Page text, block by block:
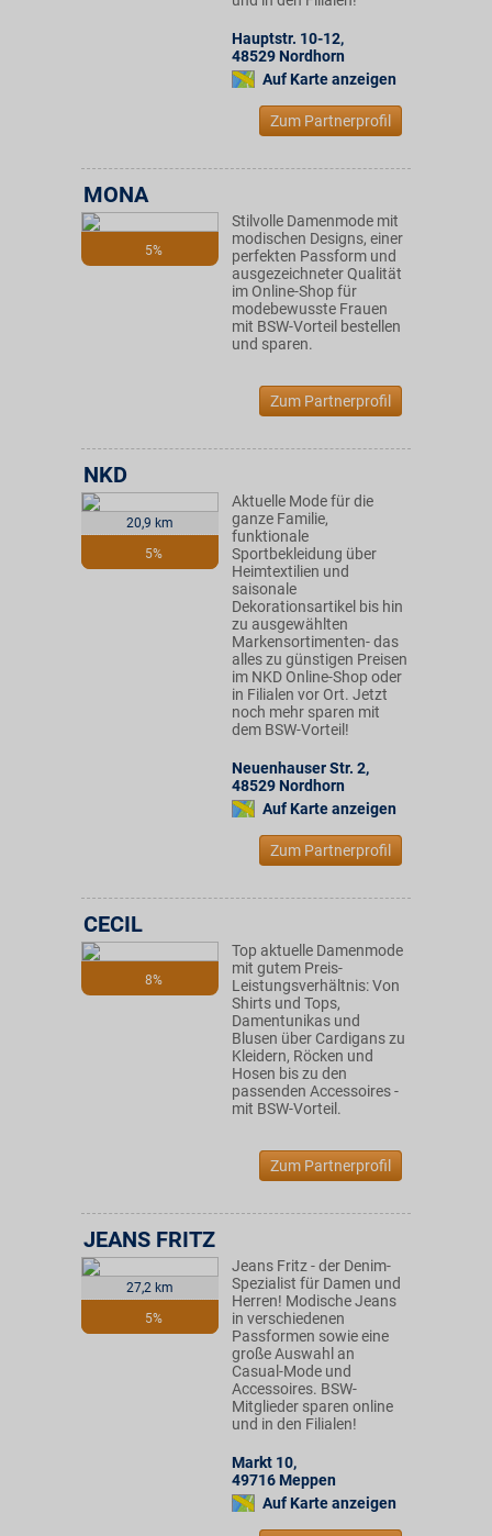
Hauptstr. 10-12,
48529 Nordhorn
Auf Karte anzeigen
Zum Partnerprofil
5%
MONA
Stilvolle Damenmode mit
modischen Designs, einer
perfekten Passform und
ausgezeichneter Qualität
im Online-Shop für
modebewusste Frauen
mit BSW-Vorteil bestellen
und sparen.
Zum Partnerprofil
20,9 km
5%
NKD
Aktuelle Mode für die
ganze Familie,
funktionale
Sportbekleidung über
Heimtextilien und
saisonale
Dekorationsartikel bis hin
zu ausgewählten
Markensortimenten- das
alles zu günstigen Preisen
im NKD Online-Shop oder
in Filialen vor Ort. Jetzt
noch mehr sparen mit
dem BSW-Vorteil!
Neuenhauser Str. 2,
48529 Nordhorn
Auf Karte anzeigen
Zum Partnerprofil
8%
CECIL
Top aktuelle Damenmode
mit gutem Preis-
Leistungsverhältnis: Von
Shirts und Tops,
Damentunikas und
Blusen über Cardigans zu
Kleidern, Röcken und
Hosen bis zu den
passenden Accessoires -
mit BSW-Vorteil.
Zum Partnerprofil
27,2 km
5%
JEANS FRITZ
Jeans Fritz - der Denim-
Spezialist für Damen und
Herren! Modische Jeans
in verschiedenen
Passformen sowie eine
große Auswahl an
Casual-Mode und
Accessoires. BSW-
Mitglieder sparen online
und in den Filialen!
Markt 10,
49716 Meppen
Auf Karte anzeigen